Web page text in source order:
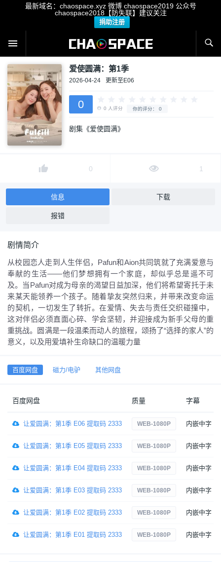
最新域名：chaospace.xyz 微博 chaospace2019 公众号
chaospace2018【防失联】建议关注
捐助注册
爱使圆满：第1季
2026-04-24 更新至E06
0
剧集《爱使圆满》
0 1
信息 下载
报错
剧情简介
从校园恋人走到人生伴侣，Pafun和Aion共同筑就了充满爱意与
奉献的生活——他们梦想拥有一个家庭，却似乎总是遥不可
及。当Pafun对成为母亲的渴望日益加深，他们将希望寄托于未
来某天能领养一个孩子。随着挚友突然归来，并带来改变命运
的契机，一切发生了转折。在爱情、失去与责任交织碰撞中，
这对伴侣必须直面心碎、学会坚韧，并迎接成为新手父母的重
重挑战。圆满是一段温柔而动人的旅程，颂扬了“选择的家人”的
意义，以及用爱填补生命缺口的温暖力量
百度网盘 磁力/电驴 其他网盘
百度网盘 质量 字幕
让爱圆满：第1季 E06 提取码 2333 WEB-1080P 内嵌中字
让爱圆满：第1季 E05 提取码 2333 WEB-1080P 内嵌中字
让爱圆满：第1季 E04 提取码 2333 WEB-1080P 内嵌中字
让爱圆满：第1季 E03 提取码 2333 WEB-1080P 内嵌中字
让爱圆满：第1季 E02 提取码 2333 WEB-1080P 内嵌中字
让爱圆满：第1季 E01 提取码 2333 WEB-1080P 内嵌中字